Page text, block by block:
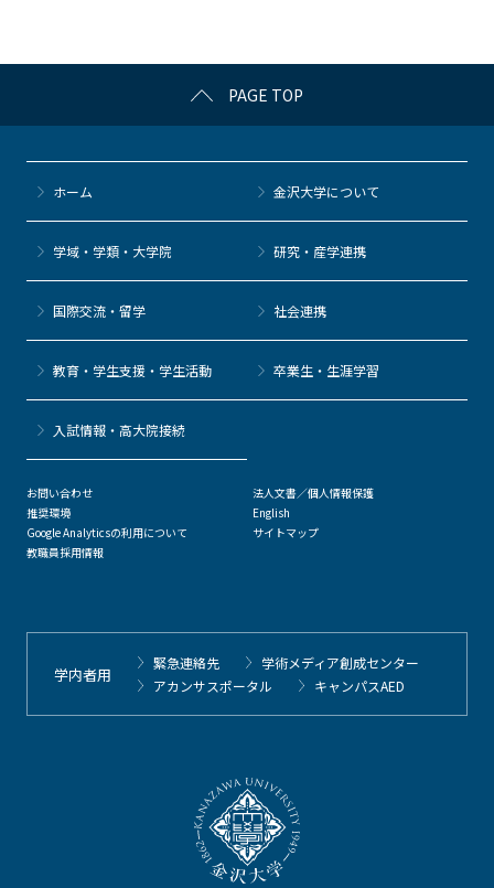
k
PAGE TOP
ホーム 金沢大学について
学域・学類・大学院 研究・産学連携
国際交流・留学 社会連携
教育・学生支援・学生活動 卒業生・生涯学習
⼊試情報・高大院接続
お問い合わせ
推奨環境
Google Analyticsの利用について
教職員採用情報
法人文書／個人情報保護
English
サイトマップ
学内者用
緊急連絡先
学術メディア創成センター
アカンサスポータル
キャンパスAED